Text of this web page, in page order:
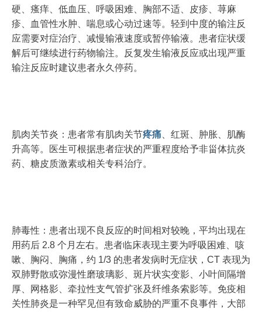
硬、瘙痒、低血压、呼吸困难、胸部不适、皮疹、荨麻
疹、血管性水肿、喘息或心动过速等。轻到中度的输注反
应需要对症治疗、减慢输液速度或暂停输液。患者症状缓
解后可继续进行药物输注。反复发生输液反应或出现严重
输注反应时建议患者永久停药。
肌肉关节炎：患者常有肌肉关节疼痛 、红斑、肿胀、肌酶
升高等。医生可根据患者症状的严重程度给予非甾体抗炎
药、糖皮质激素或相关专科治疗。
肺毒性：患者出现不良反应的时间相对较晚，平均出现在
用药后 2.8 个月左右。患者临床表现主要为呼吸困难、咳
嗽、胸闷、胸痛，约 1/3 的患者发病时无症状，CT 表现为
双肺野散或弥漫性磨玻璃影、斑片状实变影、小叶间隔增
厚、网格影、牵拉性支气管扩张及纤维条索影等。免疫相
关性肺炎是一种罕见但有致命威胁的严重不良事件，大部